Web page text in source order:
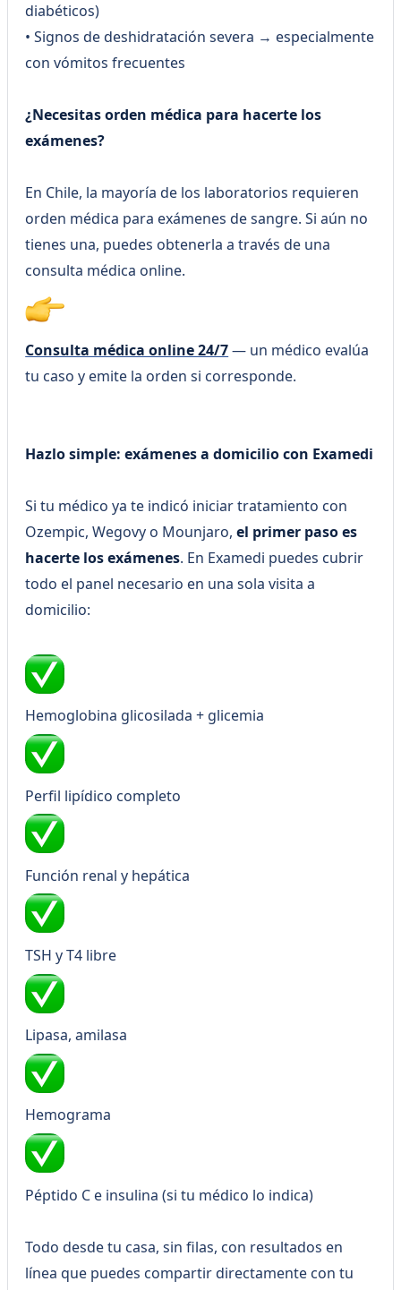
diabéticos)
• Signos de deshidratación severa → especialmente
con vómitos frecuentes
¿Necesitas orden médica para hacerte los
exámenes?
En Chile, la mayoría de los laboratorios requieren
orden médica para exámenes de sangre. Si aún no
tienes una, puedes obtenerla a través de una
consulta médica online.
Consulta médica online 24/7— un médico evalúa
tu caso y emite la orden si corresponde.
Hazlo simple: exámenes a domicilio con Examedi
Si tu médico ya te indicó iniciar tratamiento con
Ozempic, Wegovy o Mounjaro,el primer paso es
hacerte los exámenes. En Examedi puedes cubrir
todo el panel necesario en una sola visita a
domicilio:
Hemoglobina glicosilada + glicemia
Perfil lipídico completo
Función renal y hepática
TSH y T4 libre
Lipasa, amilasa
Hemograma
Péptido C e insulina (si tu médico lo indica)
Todo desde tu casa, sin filas, con resultados en
línea que puedes compartir directamente con tu